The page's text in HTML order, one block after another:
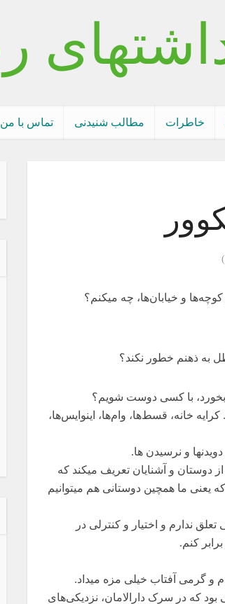
خاطرات مطالب شنیدنی تماس با من
و خیابان‌ها، چه میکنم؟
به ذهنم خطور نکند؟
بخورد، با کسی دوست شویم؟
خانه، قسط‌ها، وام‌ها، اینوایس‌ها،
و نرسیدن ها.
دوستان و آشنایان تعریف میکند که
یعنی ما همچین دوستانی هم میتوانیم
ندارم و اختیار و کنترلی در
کنم.
و گرمی آفتاب خیلی مزه میداد.
که در سرک دارالامان، نزدیکی‌های